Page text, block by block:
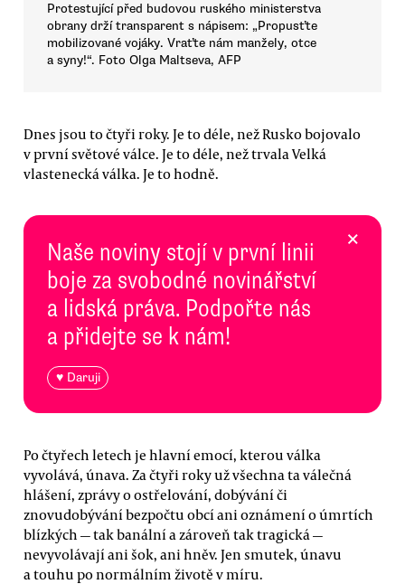
Protestující před budovou ruského ministerstva
obrany drží transparent s nápisem: „Propusťte
mobilizované vojáky. Vraťte nám manžely, otce
a syny!“. Foto Olga Maltseva, AFP
Dnes jsou to čtyři roky. Je to déle, než Rusko bojovalo
v první světové válce. Je to déle, než trvala Velká
vlastenecká válka. Je to hodně.
Naše noviny stojí v první linii
boje za svobodné novinářství
a lidská práva. Podpořte nás
a přidejte se k nám!
♥ Daruji
×
Po čtyřech letech je hlavní emocí, kterou válka
vyvolává, únava. Za čtyři roky už všechna ta válečná
hlášení, zprávy o ostřelování, dobývání či
znovudobývání bezpočtu obcí ani oznámení o úmrtích
blízkých — tak banální a zároveň tak tragická —
nevyvolávají ani šok, ani hněv. Jen smutek, únavu
a touhu po normálním životě v míru.